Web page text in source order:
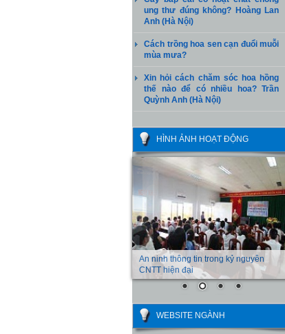
ung thư đúng không? Hoàng Lan
Anh (Hà Nội)
Cách trồng hoa sen cạn đuổi muỗi
mùa mưa?
Xin hỏi cách chăm sóc hoa hồng
thế nào để có nhiều hoa? Trần
Quỳnh Anh (Hà Nội)
HÌNH ẢNH HOẠT ĐỘNG
An ninh thông tin trong kỷ nguyên
CNTT hiện đại
WEBSITE NGÀNH